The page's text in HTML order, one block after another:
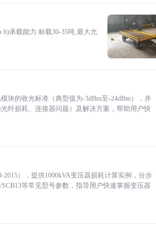
b)承载能力:标载30-35吨,最大允
块的收光标准（典型值为-3dBm至-24dBm），并
纤损耗、连接器问题）及解决方案，帮助用户快
），提供1000kVA变压器损耗计算实例，分步
等常见型号参数，指导用户快速掌握变压器